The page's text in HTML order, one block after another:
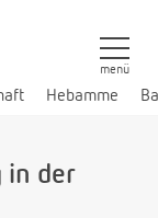
Hebamme
menü
in der